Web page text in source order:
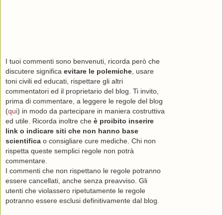
I tuoi commenti sono benvenuti, ricorda però che
discutere significa evitare le polemiche , usare
toni civili ed educati, rispettare gli altri
commentatori ed il proprietario del blog. Ti invito,
prima di commentare, a leggere le regole del blog
(qui) in modo da partecipare in maniera costruttiva
ed utile. Ricorda inoltre che è proibito inserire
link o indicare siti che non hanno base
scientifica o consigliare cure mediche. Chi non
rispetta queste semplici regole non potrà
commentare.
I commenti che non rispettano le regole potranno
essere cancellati, anche senza preavviso. Gli
utenti che violassero ripetutamente le regole
potranno essere esclusi definitivamente dal blog.